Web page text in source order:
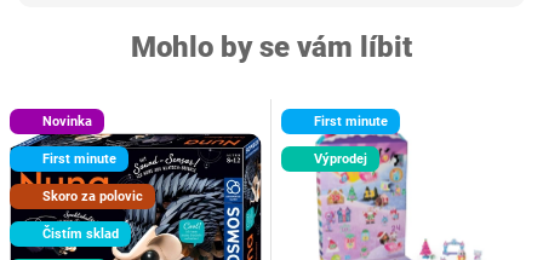
Mohlo by se vám líbit
Novinka
First minute
Skoro za polovic
Čistím sklad
First minute
Výprodej